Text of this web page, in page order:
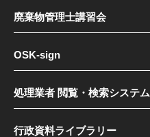
廃棄物管理士講習会
OSK-sign
処理業者 閲覧・検索システム
行政資料ライブラリー